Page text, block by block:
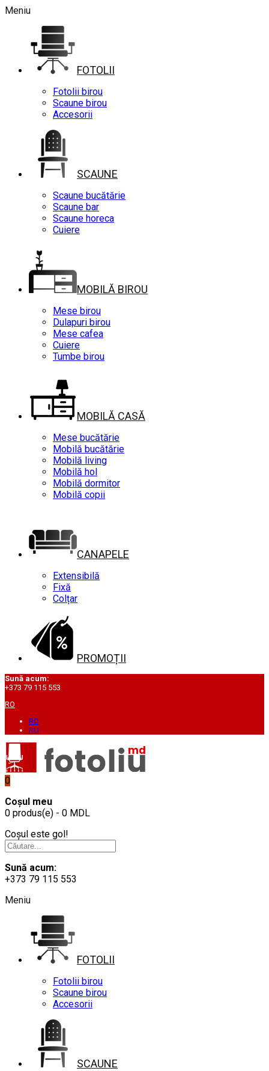
Meniu
FOTOLII
Fotolii birou
Scaune birou
Accesorii
SCAUNE
Scaune bucătărie
Scaune bar
Scaune horeca
Cuiere
MOBILĂ BIROU
Mese birou
Dulapuri birou
Mese cafea
Cuiere
Tumbe birou
MOBILĂ CASĂ
Mese bucătărie
Mobilă bucătărie
Mobilă living
Mobilă hol
Mobilă dormitor
Mobilă copii
CANAPELE
Extensibilă
Fixă
Colțar
PROMOȚII
Sună acum:
+373 79 115 553
RO
RO
RU
0
Coșul meu
0 produs(e) - 0 MDL
Coșul este gol!
Sună acum:
+373 79 115 553
Meniu
FOTOLII
Fotolii birou
Scaune birou
Accesorii
SCAUNE